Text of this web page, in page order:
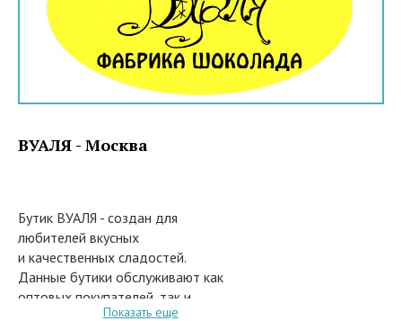
ВУАЛЯ - Москва
Бутик ВУАЛЯ - создан для
любителей вкусных
и качественных сладостей.
Данные бутики обслуживают как
оптовых покупателей, так и
Показать еще